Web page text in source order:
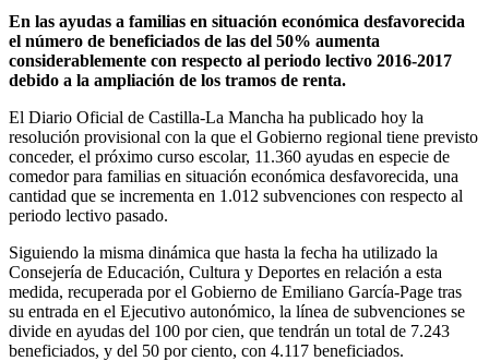
En las ayudas a familias en situación económica desfavorecida
el número de beneficiados de las del 50% aumenta
considerablemente con respecto al periodo lectivo 2016-2017
debido a la ampliación de los tramos de renta.
El Diario Oficial de Castilla-La Mancha ha publicado hoy la
resolución provisional con la que el Gobierno regional tiene previsto
conceder, el próximo curso escolar, 11.360 ayudas en especie de
comedor para familias en situación económica desfavorecida, una
cantidad que se incrementa en 1.012 subvenciones con respecto al
periodo lectivo pasado.
Siguiendo la misma dinámica que hasta la fecha ha utilizado la
Consejería de Educación, Cultura y Deportes en relación a esta
medida, recuperada por el Gobierno de Emiliano García-Page tras
su entrada en el Ejecutivo autonómico, la línea de subvenciones se
divide en ayudas del 100 por cien, que tendrán un total de 7.243
beneficiados, y del 50 por ciento, con 4.117 beneficiados.